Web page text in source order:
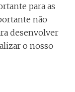
para as
não
desenvolver
o nosso